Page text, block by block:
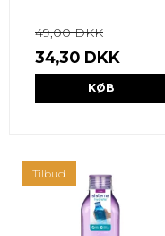
49,00 DKK
34,30 DKK
KØB
Tilbud